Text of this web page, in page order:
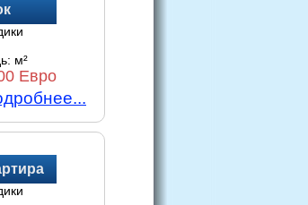
м²
Евро